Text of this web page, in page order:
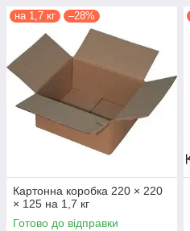
на 1,7 кг –28%
Картонна коробка 220 × 220
× 125 на 1,7 кг
Готово до відправки